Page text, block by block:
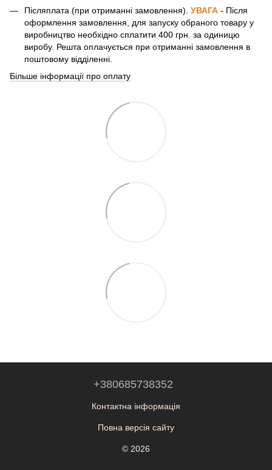
Післяплата (при отриманні замовлення). УВАГА - Після
оформлення замовлення, для запуску обраного товару у
виробництво необхідно сплатити 400 грн. за одиницю
виробу. Решта оплачується при отриманні замовлення в
поштовому відділенні.
Більше інформації про оплату
+380685738352
Контактна інформація
Повна версія сайту
© 2026